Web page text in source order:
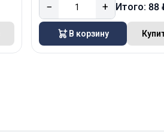
− + Итого: 88
В корзину